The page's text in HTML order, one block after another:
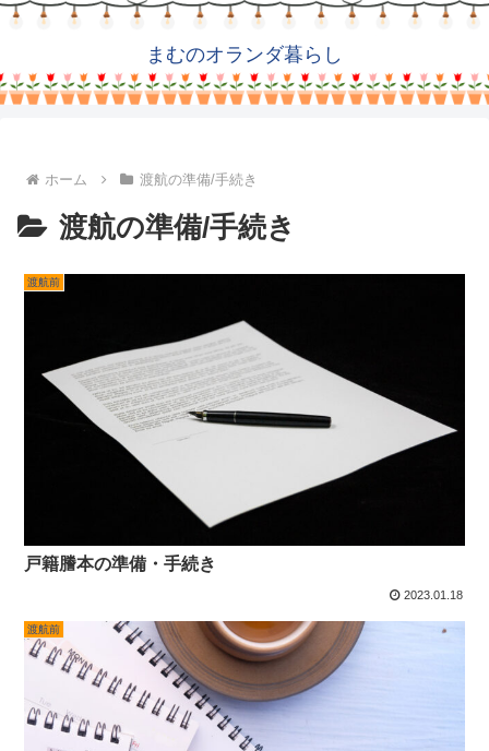
まむのオランダ暮らし
ホーム 渡航の準備/手続き
渡航の準備/手続き
渡航前
戸籍謄本の準備・手続き
2023.01.18
渡航前